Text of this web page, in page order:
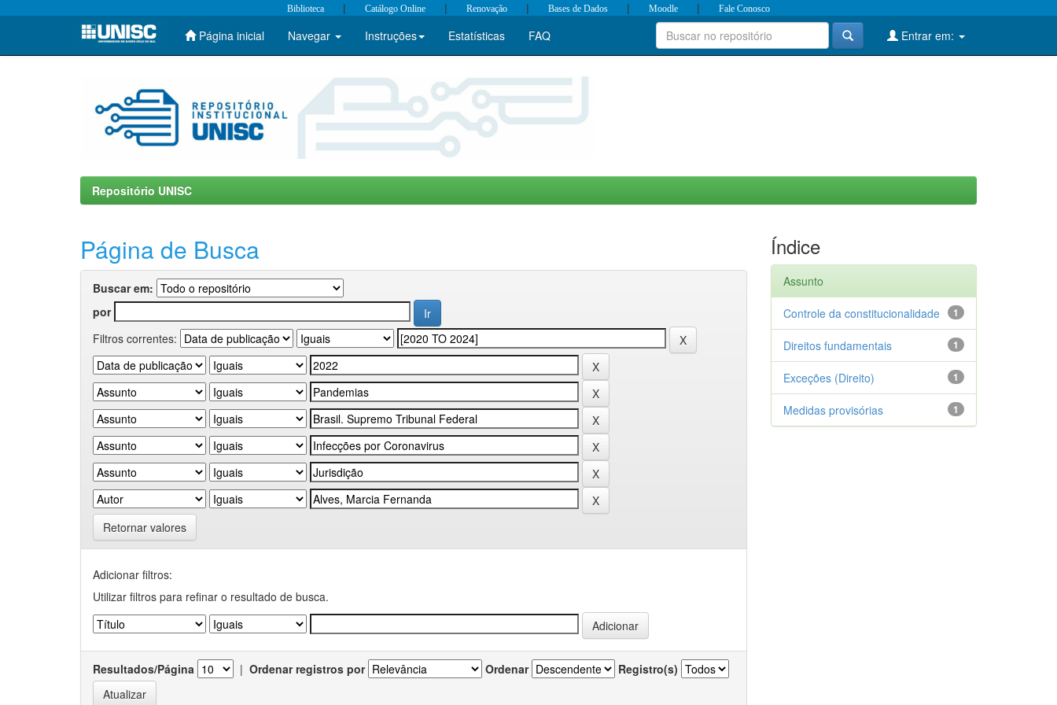
Skip
Biblioteca | Catálogo Online | Renovação | Bases de Dados | Moodle | Fale Conosco
Página inicial Navegar Instruções Estatísticas FAQ Entrar em:
Repositório UNISC
Página de Busca
Buscar em:
por
Filtros correntes:
Retornar valores
Adicionar filtros:
Utilizar filtros para refinar o resultado de busca.
Resultados/Página | Ordenar registros por Ordenar Registro(s)
Índice
Assunto
1
Controle da constitucionalidade
1
Direitos fundamentais
1
Exceções (Direito)
1
Medidas provisórias